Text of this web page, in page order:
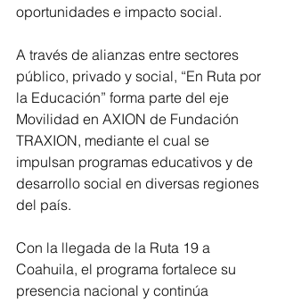
oportunidades e impacto social.
A través de alianzas entre sectores
público, privado y social, “En Ruta por
la Educación” forma parte del eje
Movilidad en AXION de Fundación
TRAXION, mediante el cual se
impulsan programas educativos y de
desarrollo social en diversas regiones
del país.
Con la llegada de la Ruta 19 a
Coahuila, el programa fortalece su
presencia nacional y continúa